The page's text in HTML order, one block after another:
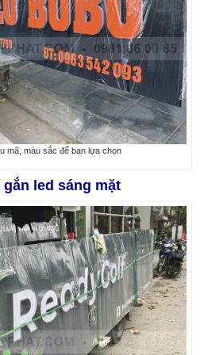
mã, màu sắc để bạn lựa chọn
led sáng mặt